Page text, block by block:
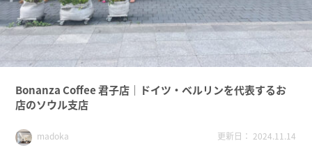
Bonanza Coffee 君子店｜ドイツ・ベルリンを代表するお
店のソウル支店
madoka 更新日： 2024.11.14